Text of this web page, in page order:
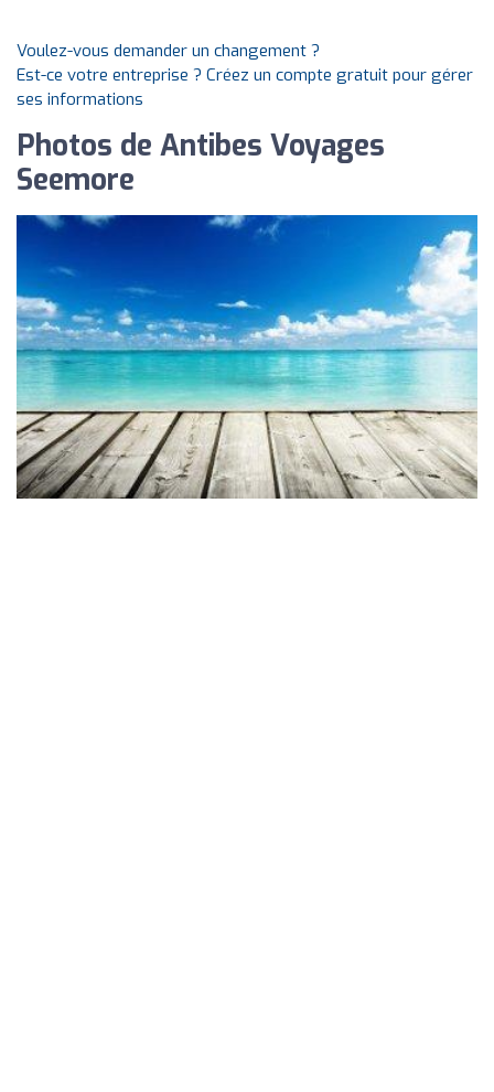
Voulez-vous demander un changement ?
Est-ce votre entreprise ? Créez un compte gratuit pour gérer
ses informations
Photos de Antibes Voyages
Seemore